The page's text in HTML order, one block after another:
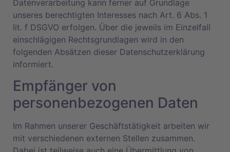
Datenverarbeitung kann ferner auf Grundlage
unseres berechtigten Interesses nach Art. 6 Abs. 1
lit. f DSGVO erfolgen. Über die jeweils im Einzelfall
einschlägigen Rechtsgrundlagen wird in den
folgenden Absätzen dieser Datenschutzerklärung
informiert.
Empfänger von
personenbezogenen Daten
Im Rahmen unserer Geschäftstätigkeit arbeiten wir
mit verschiedenen externen Stellen zusammen.